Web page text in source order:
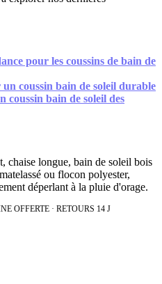
pour les coussins de bain de
coussin bain de soleil durable
coussin bain de soleil des
chaise longue, bain de soleil bois
ou flocon polyester,
déperlant à la pluie d'orage.
OFFERTE · RETOURS 14 J